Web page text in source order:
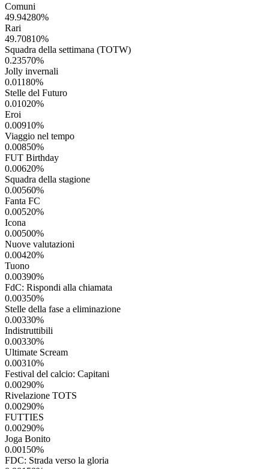
Comuni
49.94280%
Rari
49.70810%
Squadra della settimana (TOTW)
0.23570%
Jolly invernali
0.01180%
Stelle del Futuro
0.01020%
Eroi
0.00910%
Viaggio nel tempo
0.00850%
FUT Birthday
0.00620%
Squadra della stagione
0.00560%
Fanta FC
0.00520%
Icona
0.00500%
Nuove valutazioni
0.00420%
Tuono
0.00390%
FdC: Rispondi alla chiamata
0.00350%
Stelle della fase a eliminazione
0.00330%
Indistruttibili
0.00330%
Ultimate Scream
0.00310%
Festival del calcio: Capitani
0.00290%
Rivelazione TOTS
0.00290%
FUTTIES
0.00290%
Joga Bonito
0.00150%
FDC: Strada verso la gloria